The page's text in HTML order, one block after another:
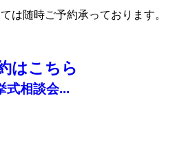
は随時ご予約承っております。
こちら
式相談会...